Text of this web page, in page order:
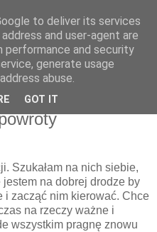
inspiracje, konkursy.
Szukałam na nich siebie,
na dobrej drodze by
i zacząć nim kierować. Chce
na rzeczy ważne i
wszystkim pragnę znowu
to deliver its services
and user-agent are
performance and security
generate usage
abuse.
GOT IT